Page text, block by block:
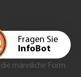
Fragen Sie
InfoBot
männliche Form